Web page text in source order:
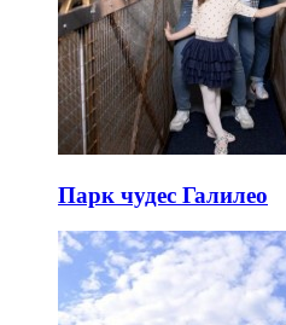
Парк чудес Галилео